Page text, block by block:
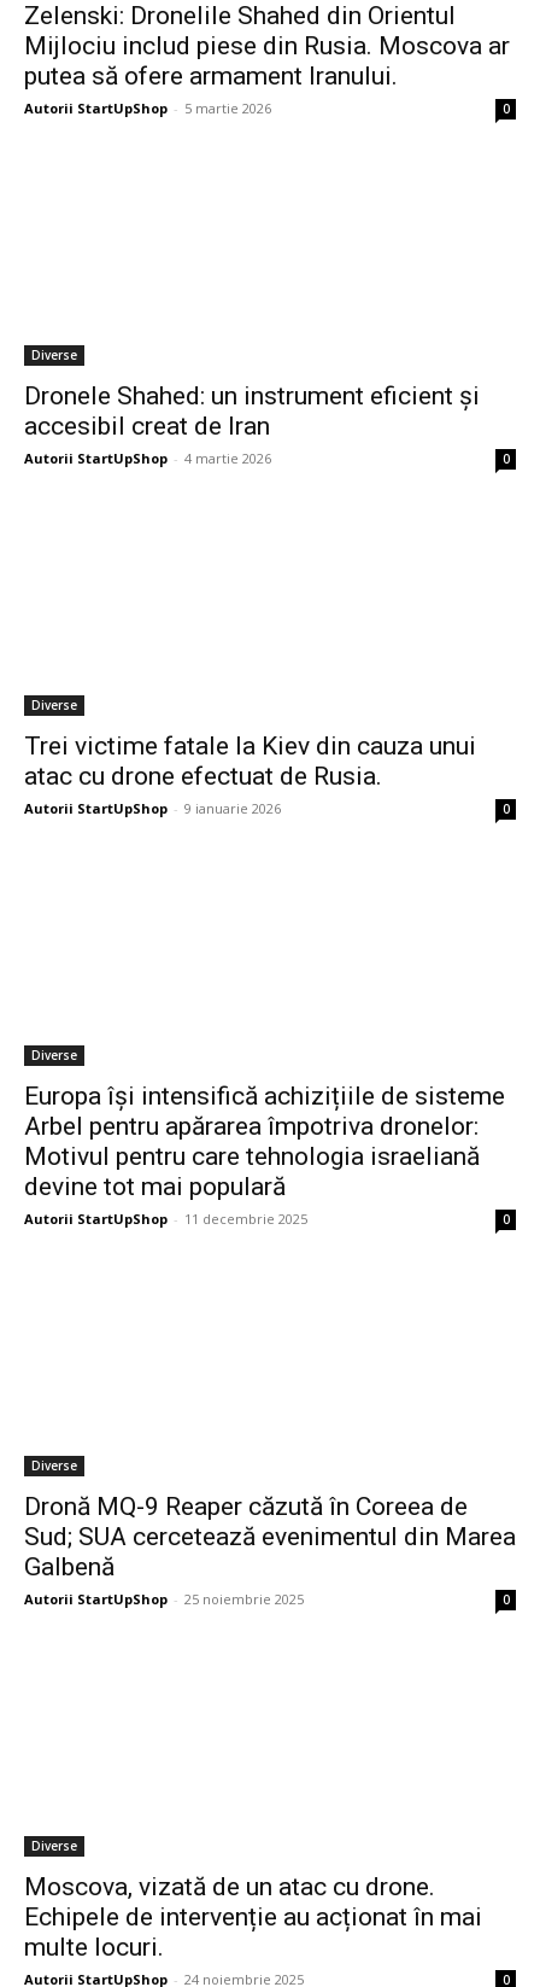
Zelenski: Dronelile Shahed din Orientul
Mijlociu includ piese din Rusia. Moscova ar
putea să ofere armament Iranului.
Autorii StartUpShop - 5 martie 2026 0
Diverse
Dronele Shahed: un instrument eficient și
accesibil creat de Iran
Autorii StartUpShop - 4 martie 2026 0
Diverse
Trei victime fatale la Kiev din cauza unui
atac cu drone efectuat de Rusia.
Autorii StartUpShop - 9 ianuarie 2026 0
Diverse
Europa își intensifică achizițiile de sisteme
Arbel pentru apărarea împotriva dronelor:
Motivul pentru care tehnologia israeliană
devine tot mai populară
Autorii StartUpShop - 11 decembrie 2025 0
Diverse
Dronă MQ-9 Reaper căzută în Coreea de
Sud; SUA cercetează evenimentul din Marea
Galbenă
Autorii StartUpShop - 25 noiembrie 2025 0
Diverse
Moscova, vizată de un atac cu drone.
Echipele de intervenție au acționat în mai
multe locuri.
Autorii StartUpShop - 24 noiembrie 2025 0